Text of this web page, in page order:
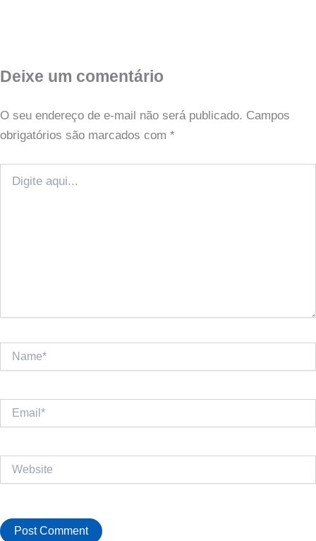
Deixe um comentário
O seu endereço de e-mail não será publicado. Campos
obrigatórios são marcados com *
aqui...
Name*